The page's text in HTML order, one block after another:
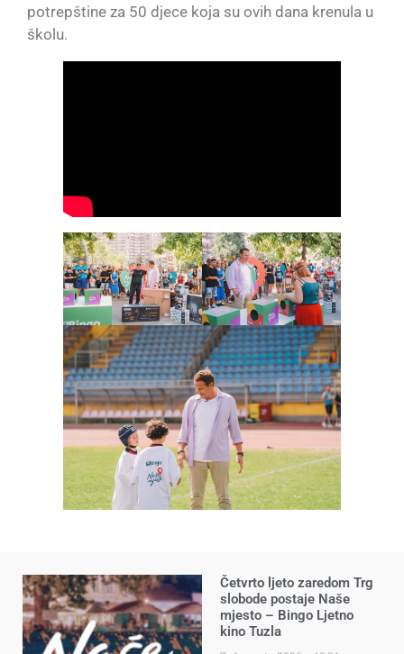
potrepštine za 50 djece koja su ovih dana krenula u
školu.
Četvrto ljeto zaredom Trg
slobode postaje Naše
mjesto – Bingo Ljetno
kino Tuzla